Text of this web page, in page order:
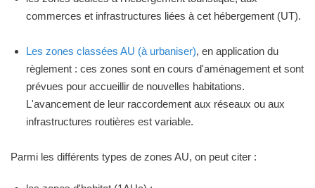
commerces et infrastructures liées à cet hébergement (UT).
Les zones classées AU (à urbaniser), en application du
règlement : ces zones sont en cours d'aménagement et sont
prévues pour accueillir de nouvelles habitations.
L'avancement de leur raccordement aux réseaux ou aux
infrastructures routières est variable.
Parmi les différents types de zones AU, on peut citer :